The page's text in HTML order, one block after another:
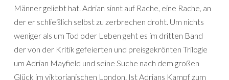
Männer geliebt hat. Adrian sinnt auf Rache, eine Rache, an
der er schließlich selbst zu zerbrechen droht. Um nichts
weniger als um Tod oder Leben geht es im dritten Band
der von der Kritik gefeierten und preisgekrönten Trilogie
um Adrian Mayfield und seine Suche nach dem großen
Glück im viktorianischen London. Ist Adrians Kampf zum